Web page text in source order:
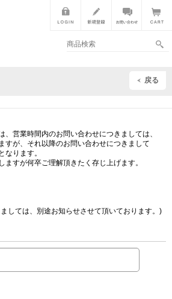
戻る
、営業時間内のお問い合わせにつきましては、
すが、それ以降のお問い合わせにつきまして
なります。
ますが何卒ご理解頂きたく存じ上げます。
しては、別途お知らせさせて頂いております。)